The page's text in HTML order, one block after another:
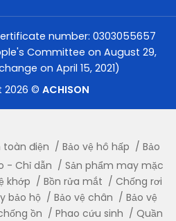
number: 0303055657
Committee on August 29,
on April 15, 2021)
2026 © ACHISON
toàn điện Bảo vệ hô hấp
Bảo
- Chỉ dẫn
Sản phẩm may mặc
khớp Bồn rửa mắt
Chống rơi
bảo hộ Bảo vệ chân
Bảo vệ
ồn Phao cứu sinh
Quần